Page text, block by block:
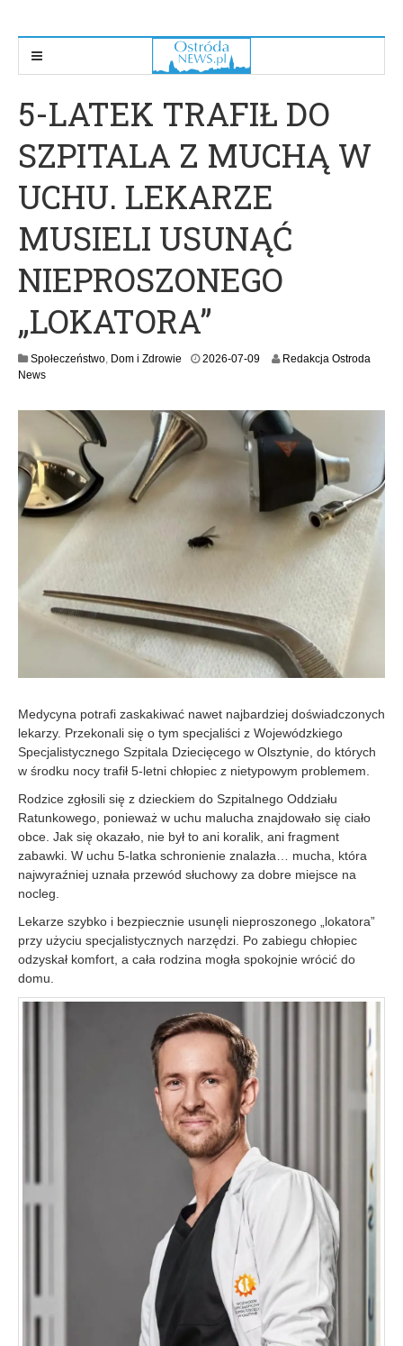
5-LATEK TRAFIŁ DO
SZPITALA Z MUCHĄ W
UCHU. LEKARZE
MUSIELI USUNĄĆ
NIEPROSZONEGO
„LOKATORA”
Społeczeństwo, Dom i Zdrowie 2026-07-092
0
0
Redakcja Ostroda
News
Medycyna potrafi zaskakiwać nawet najbardziej doświadczonych
lekarzy. Przekonali się o tym specjaliści z Wojewódzkiego
Specjalistycznego Szpitala Dziecięcego w Olsztynie, do których
w środku nocy trafił 5-letni chłopiec z nietypowym problemem.
Rodzice zgłosili się z dzieckiem do Szpitalnego Oddziału
Ratunkowego, ponieważ w uchu malucha znajdowało się ciało
obce. Jak się okazało, nie był to ani koralik, ani fragment
zabawki. W uchu 5-latka schronienie znalazła… mucha, która
najwyraźniej uznała przewód słuchowy za dobre miejsce na
nocleg.
Lekarze szybko i bezpiecznie usunęli nieproszonego „lokatora”
przy użyciu specjalistycznych narzędzi. Po zabiegu chłopiec
odzyskał komfort, a cała rodzina mogła spokojnie wrócić do
domu.